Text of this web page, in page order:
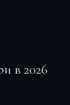
в 2026